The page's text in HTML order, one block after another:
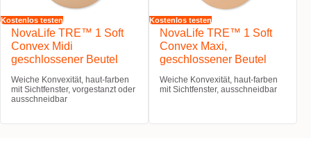
Kostenlos testen
NovaLife TRE™ 1 Soft
Convex Midi
geschlossener Beutel
Weiche Konvexität, haut-farben
mit Sichtfenster, vorgestanzt oder
ausschneidbar
Kostenlos testen
NovaLife TRE™ 1 Soft
Convex Maxi,
geschlossener Beutel
Weiche Konvexität, haut-farben
mit Sichtfenster, ausschneidbar